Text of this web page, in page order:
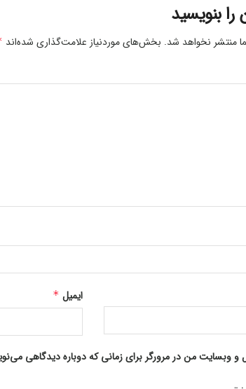
را بنویسید
منتشر نخواهد شد. بخش‌های موردنیاز علامت‌گذاری شده‌اند
ایمیل *
و وبسایت من در مرورگر برای زمانی که دوباره دیدگاهی